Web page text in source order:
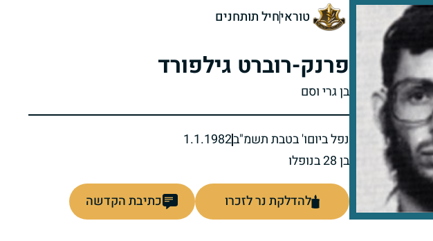
טוראיחיל תותחנים
פרנק-רוברט גילפורד
בן גרי וסם
נפל ביוםו' בטבת תשמ"ב1.1.1982
בן 28 בנופלו
להדלקת נר לזכרו כתיבת הקדשה